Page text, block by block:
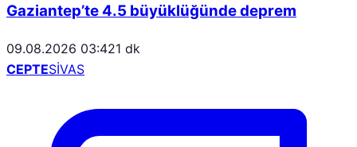
Gaziantep’te 4.5 büyüklüğünde deprem
09.08.2026 03:421 dk
CEPTESİVAS